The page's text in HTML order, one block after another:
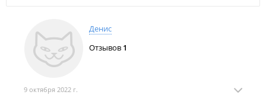
Денис
Отзывов 1
9 октября 2022 г.